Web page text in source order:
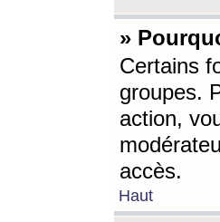
»
Certains
groupes.
action,
accès.
Haut